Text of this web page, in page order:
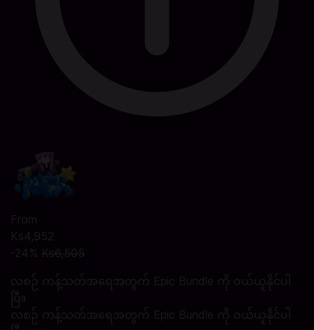
From
Ks4,952
-24% Ks6,505
လစဉ် ကန့်သတ်အရေအတွက် Epic Bundle ကို ဝယ်ယူနိုင်ပါ
ပြီ။
လစဉ် ကန့်သတ်အရေအတွက် Epic Bundle ကို ဝယ်ယူနိုင်ပါ